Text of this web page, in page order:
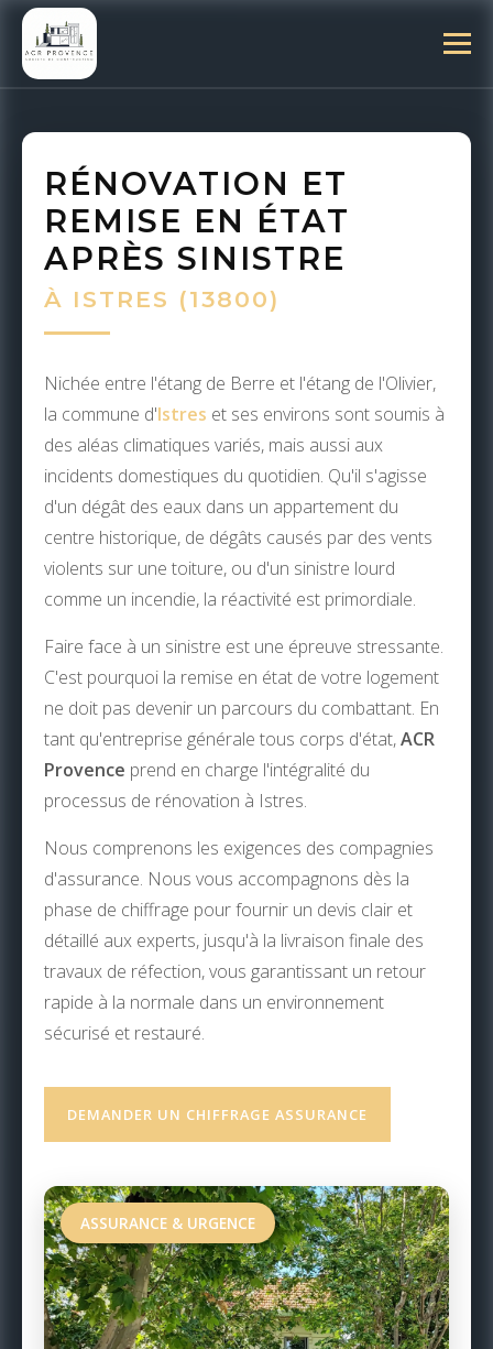
RÉNOVATION ET
REMISE EN ÉTAT
APRÈS SINISTRE
À ISTRES (13800)
Nichée entre l'étang de Berre et l'étang de l'Olivier,
la commune d'Istres et ses environs sont soumis à
des aléas climatiques variés, mais aussi aux
incidents domestiques du quotidien. Qu'il s'agisse
d'un dégât des eaux dans un appartement du
centre historique, de dégâts causés par des vents
violents sur une toiture, ou d'un sinistre lourd
comme un incendie, la réactivité est primordiale.
Faire face à un sinistre est une épreuve stressante.
C'est pourquoi la remise en état de votre logement
ne doit pas devenir un parcours du combattant. En
tant qu'entreprise générale tous corps d'état,ACR
Provence prend en charge l'intégralité du
processus de rénovation à Istres.
Nous comprenons les exigences des compagnies
d'assurance. Nous vous accompagnons dès la
phase de chiffrage pour fournir un devis clair et
détaillé aux experts, jusqu'à la livraison finale des
travaux de réfection, vous garantissant un retour
rapide à la normale dans un environnement
sécurisé et restauré.
DEMANDER UN CHIFFRAGE ASSURANCE
ASSURANCE & URGENCE